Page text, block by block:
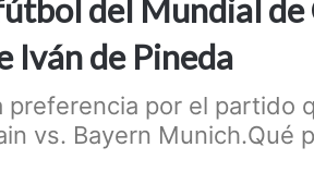
del Mundial de
Iván de Pineda
preferencia por el partido
vs. Bayern Munich.Qué